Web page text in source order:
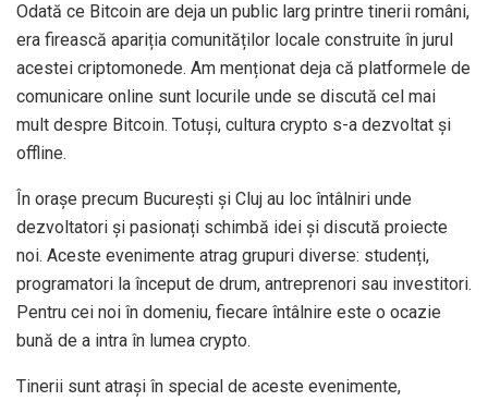
Odată ce Bitcoin are deja un public larg printre tinerii români,
era firească apariția comunităților locale construite în jurul
acestei criptomonede. Am menționat deja că platformele de
comunicare online sunt locurile unde se discută cel mai
mult despre Bitcoin. Totuși, cultura crypto s-a dezvoltat și
offline.
În orașe precum București și Cluj au loc întâlniri unde
dezvoltatori și pasionați schimbă idei și discută proiecte
noi. Aceste evenimente atrag grupuri diverse: studenți,
programatori la început de drum, antreprenori sau investitori.
Pentru cei noi în domeniu, fiecare întâlnire este o ocazie
bună de a intra în lumea crypto.
Tinerii sunt atrași în special de aceste evenimente,